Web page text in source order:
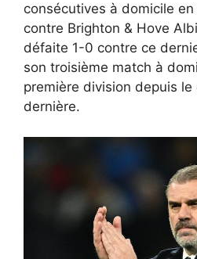
consécutives à domicile
contre Brighton & Hove
défaite 1-0 contre ce
son troisième match à
première division depuis
dernière.